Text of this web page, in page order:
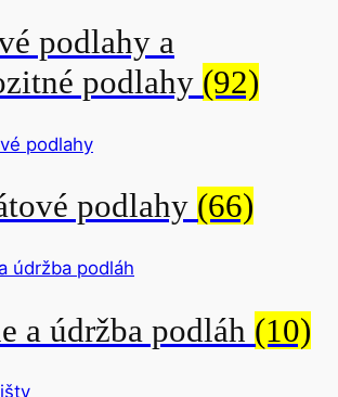
podlahy a
podlahy (92)
podlahy (66)
a údržba podláh (10)